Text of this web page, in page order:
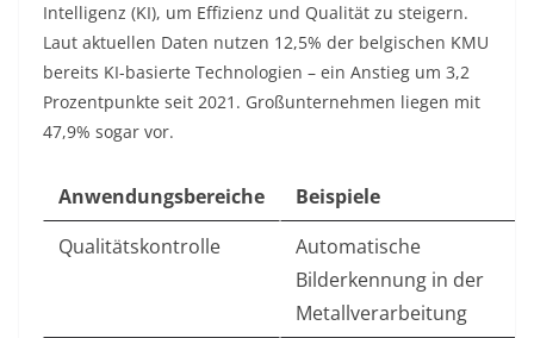
Intelligenz (KI), um Effizienz und Qualität zu steigern.
Laut aktuellen Daten nutzen 12,5% der belgischen KMU
bereits KI-basierte Technologien – ein Anstieg um 3,2
Prozentpunkte seit 2021. Großunternehmen liegen mit
47,9% sogar vor.
Anwendungsbereiche
Beispiele
Qualitätskontrolle
Automatische
Bilderkennung in der
Metallverarbeitung